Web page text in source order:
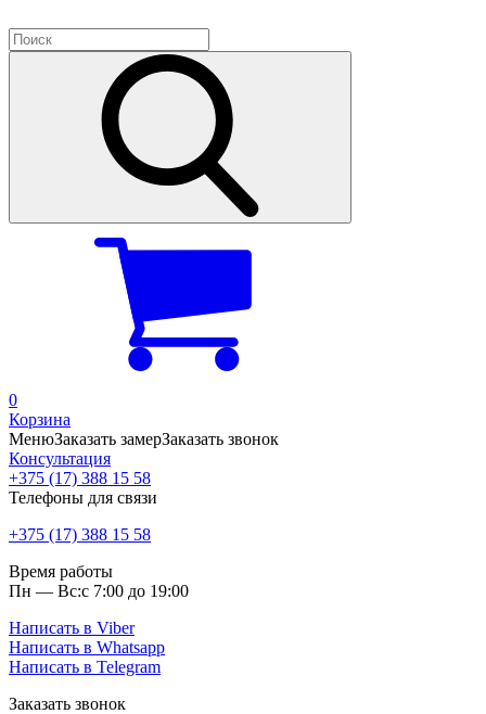
0
Корзина
МенюЗаказать замерЗаказать звонок
Консультация
+375 (17) 388 15 58
Телефоны для связи
+375 (17) 388 15 58
Время работы
Пн — Вс:с 7:00 до 19:00
Написать в Viber
Написать в Whatsapp
Написать в Telegram
Заказать звонок